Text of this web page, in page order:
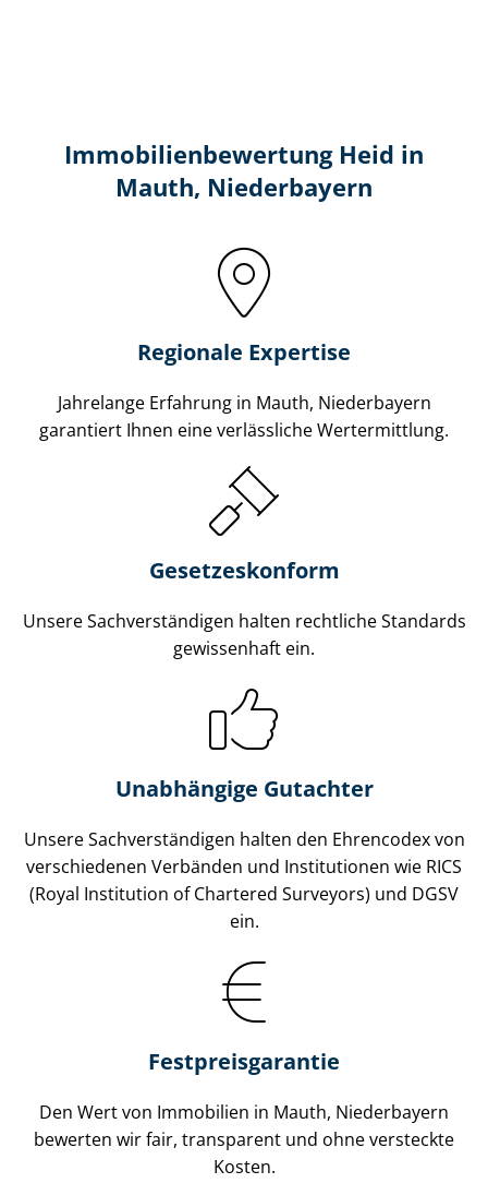
Immobilien­bewertung Heid in
Mauth, Niederbayern
Regionale Expertise
Jahrelange Erfahrung in Mauth, Niederbayern
garantiert Ihnen eine verlässliche Wertermittlung.
Gesetzes­konform
Unsere Sach­ver­stän­di­gen halten rechtliche Standards
gewissenhaft ein.
Unabhängige Gutachter
Unsere Sach­ver­stän­di­gen halten den Ehrencodex von
verschiedenen Verbänden und Institutionen wie RICS
(Royal Institution of Chartered Surveyors) und DGSV
ein.
Festpreis​garantie
Den Wert von Immobilien in Mauth, Niederbayern
bewerten wir fair, transparent und ohne versteckte
Kosten.